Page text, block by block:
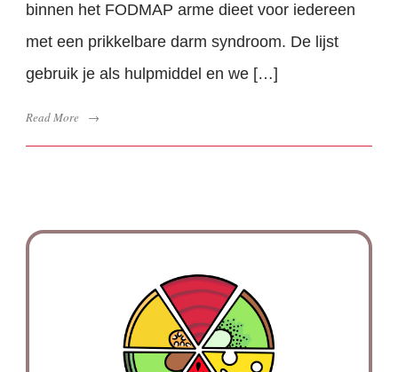
binnen het FODMAP arme dieet voor iedereen
met een prikkelbare darm syndroom. De lijst
gebruik je als hulpmiddel en we […]
Read More →